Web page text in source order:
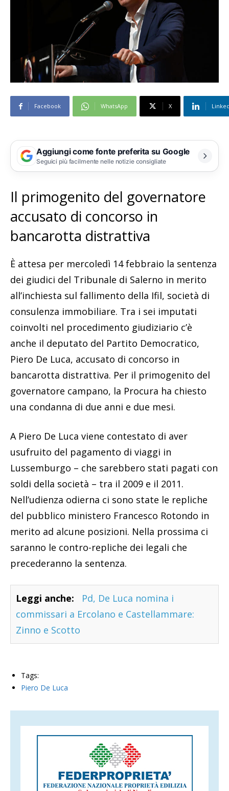
Facebook WhatsApp X
Aggiungi come fonte preferita su Google
Seguici più facilmente nelle notizie consigliate
Il primogenito del governatore
accusato di concorso in
bancarotta distrattiva
È attesa per mercoledì 14 febbraio la sentenza
dei giudici del Tribunale di Salerno in merito
all’inchiesta sul fallimento della Ifil, società di
consulenza immobiliare. Tra i sei imputati
coinvolti nel procedimento giudiziario c’è
anche il deputato del Partito Democratico,
Piero De Luca, accusato di concorso in
bancarotta distrattiva. Per il primogenito del
governatore campano, la Procura ha chiesto
una condanna di due anni e due mesi.
A Piero De Luca viene contestato di aver
usufruito del pagamento di viaggi in
Lussemburgo – che sarebbero stati pagati con
soldi della società – tra il 2009 e il 2011.
Nell’udienza odierna ci sono state le repliche
del pubblico ministero Francesco Rotondo in
merito ad alcune posizioni. Nella prossima ci
saranno le contro-repliche dei legali che
precederanno la sentenza.
Leggi anche:
Pd, De Luca nomina i
commissari a Ercolano e Castellammare:
Zinno e Scotto
Tags:
Piero De Luca